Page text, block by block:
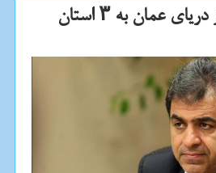
جزئیات انتقال آب از دریای عمان به ۳ استان